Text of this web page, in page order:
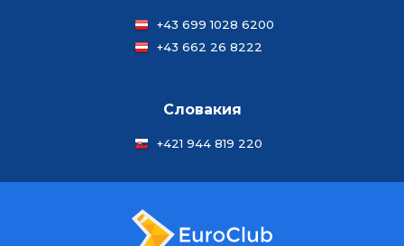
+43 699 1028 6200
+43 662 26 8222
Словакия
+421 944 819 220